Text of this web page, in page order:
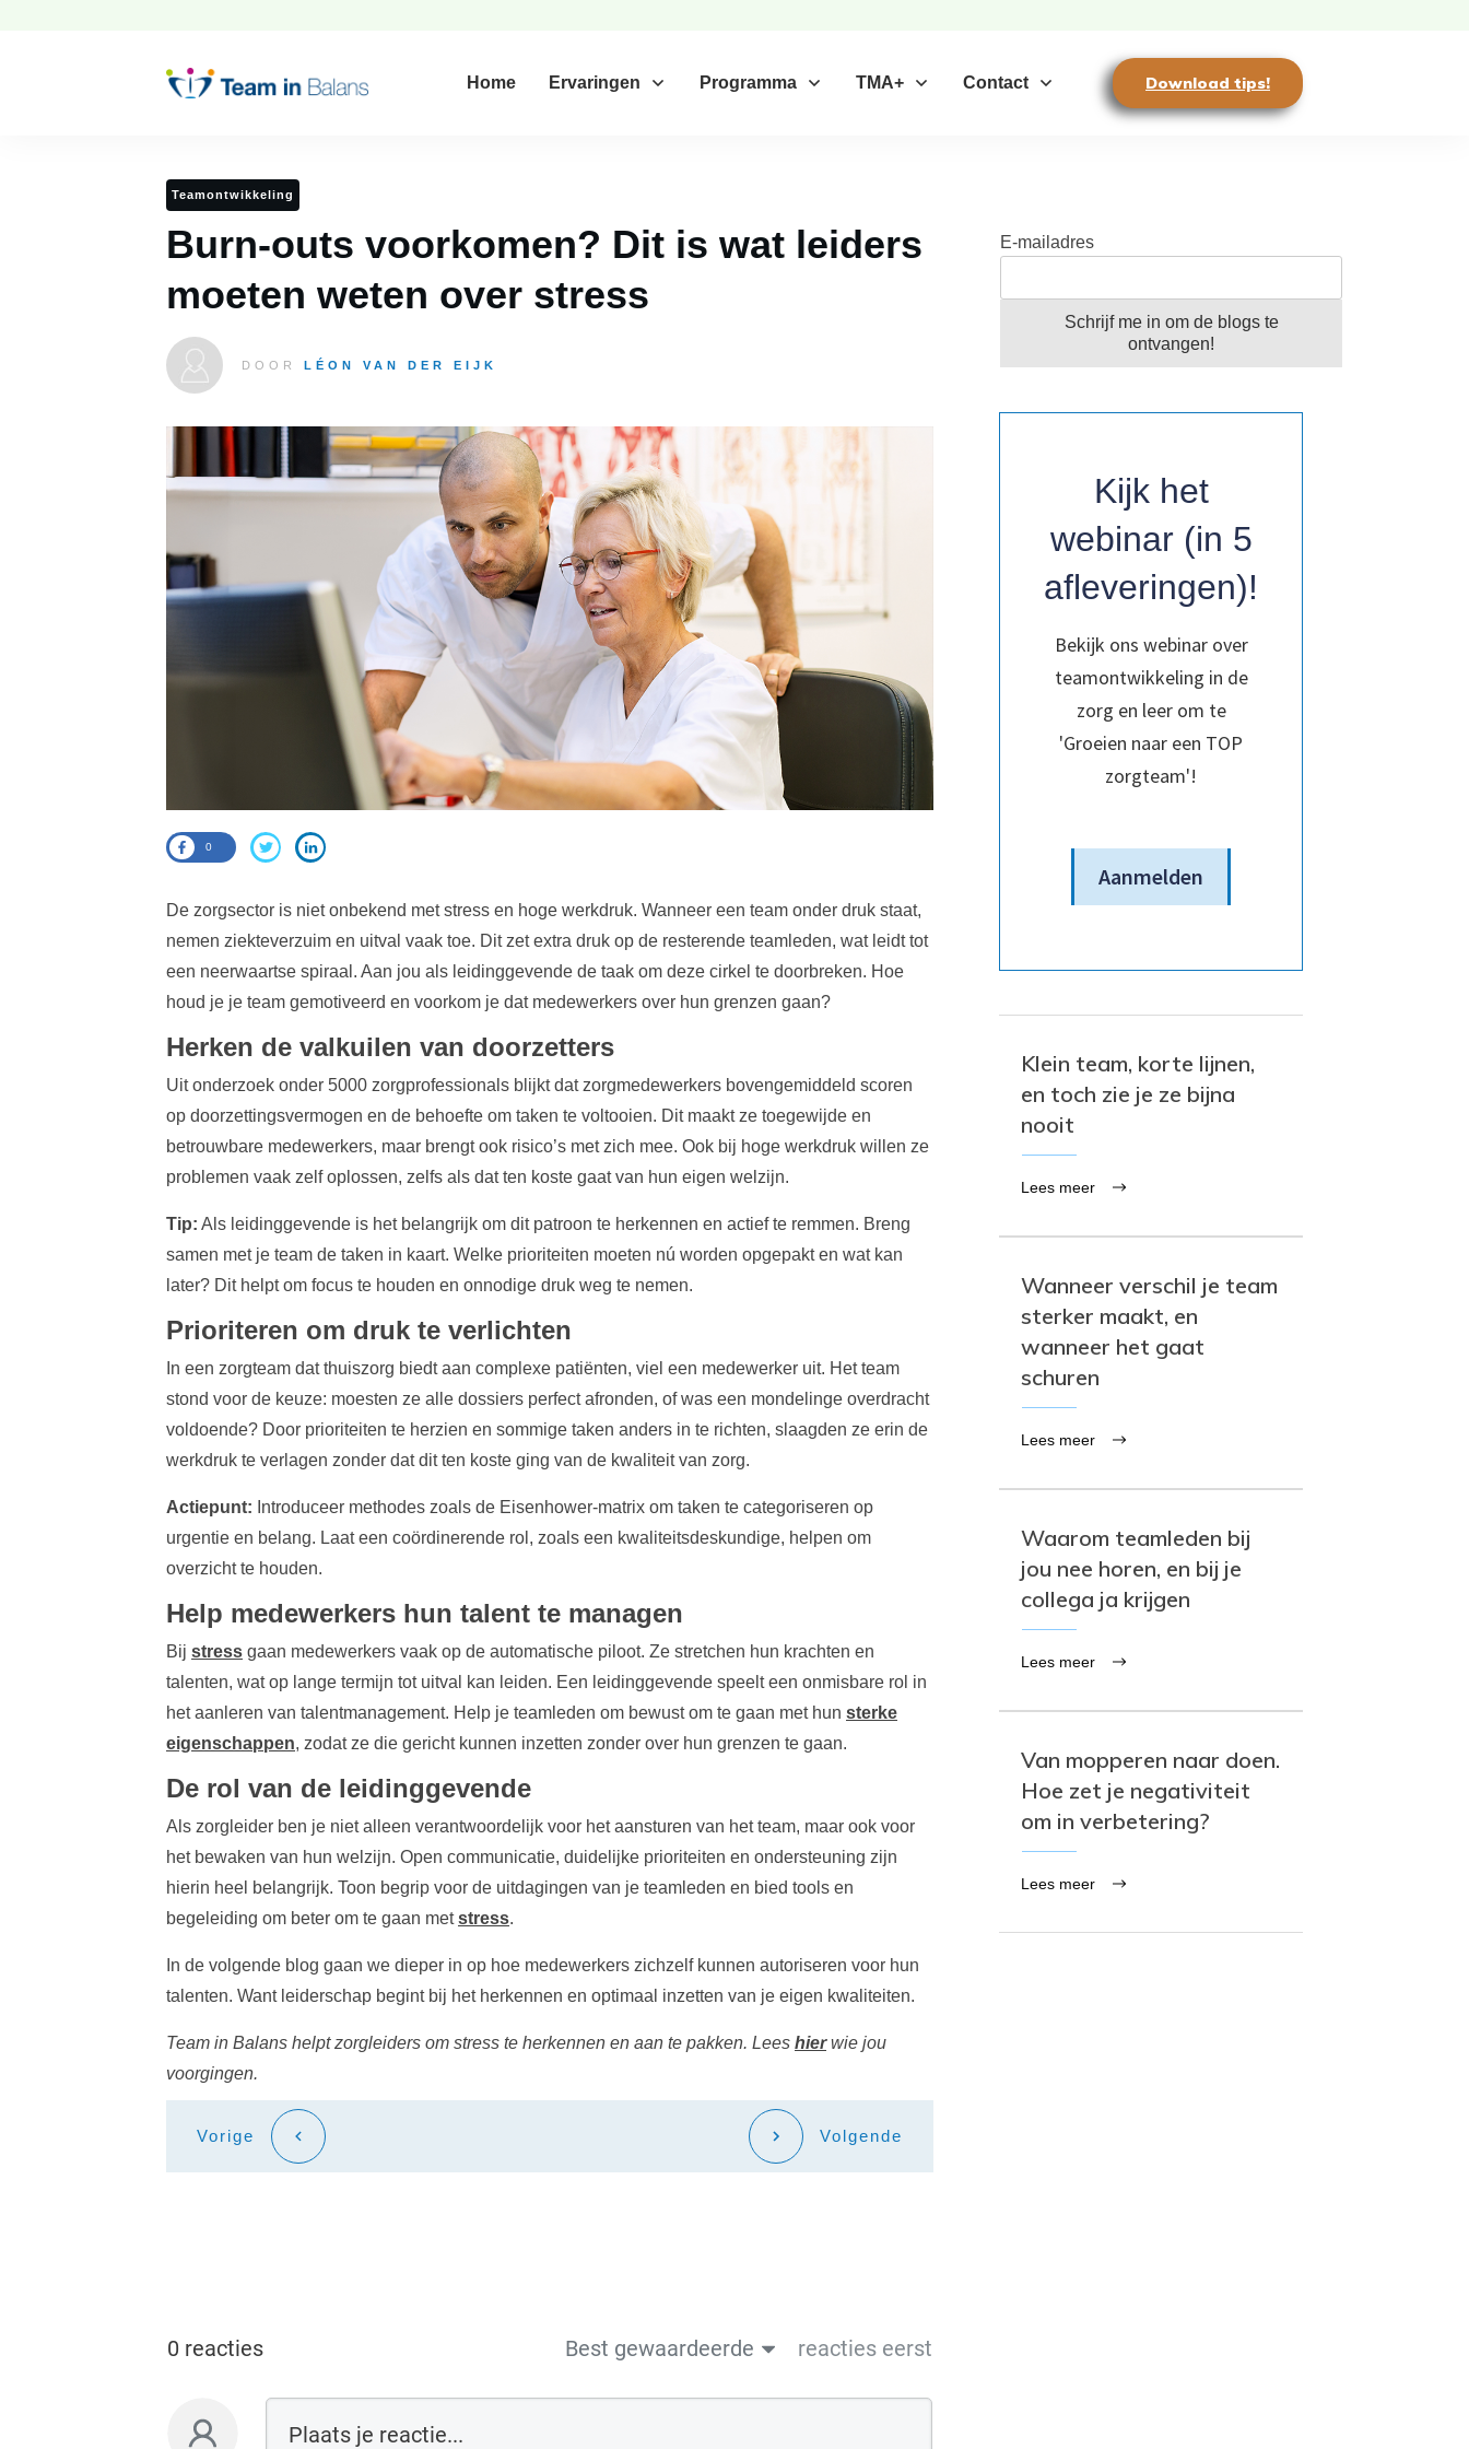
Home Ervaringen Programma TMA+ Contact Download tips!
Teamontwikkeling
Burn-outs voorkomen? Dit is wat leiders
moeten weten over stress
DOOR LÉON VAN DER EIJK
0
De zorgsector is niet onbekend met stress en hoge werkdruk. Wanneer een team onder druk staat,
nemen ziekteverzuim en uitval vaak toe. Dit zet extra druk op de resterende teamleden, wat leidt tot
een neerwaartse spiraal. Aan jou als leidinggevende de taak om deze cirkel te doorbreken. Hoe
houd je je team gemotiveerd en voorkom je dat medewerkers over hun grenzen gaan?
Herken de valkuilen van doorzetters
Uit onderzoek onder 5000 zorgprofessionals blijkt dat zorgmedewerkers bovengemiddeld scoren
op doorzettingsvermogen en de behoefte om taken te voltooien. Dit maakt ze toegewijde en
betrouwbare medewerkers, maar brengt ook risico’s met zich mee. Ook bij hoge werkdruk willen ze
problemen vaak zelf oplossen, zelfs als dat ten koste gaat van hun eigen welzijn.
Tip: Als leidinggevende is het belangrijk om dit patroon te herkennen en actief te remmen. Breng
samen met je team de taken in kaart. Welke prioriteiten moeten nú worden opgepakt en wat kan
later? Dit helpt om focus te houden en onnodige druk weg te nemen.
Prioriteren om druk te verlichten
In een zorgteam dat thuiszorg biedt aan complexe patiënten, viel een medewerker uit. Het team
stond voor de keuze: moesten ze alle dossiers perfect afronden, of was een mondelinge overdracht
voldoende? Door prioriteiten te herzien en sommige taken anders in te richten, slaagden ze erin de
werkdruk te verlagen zonder dat dit ten koste ging van de kwaliteit van zorg.
Actiepunt: Introduceer methodes zoals de Eisenhower-matrix om taken te categoriseren op
urgentie en belang. Laat een coördinerende rol, zoals een kwaliteitsdeskundige, helpen om
overzicht te houden.
Help medewerkers hun talent te managen
Bij stress gaan medewerkers vaak op de automatische piloot. Ze stretchen hun krachten en
talenten, wat op lange termijn tot uitval kan leiden. Een leidinggevende speelt een onmisbare rol in
het aanleren van talentmanagement. Help je teamleden om bewust om te gaan met hun sterke
eigenschappen, zodat ze die gericht kunnen inzetten zonder over hun grenzen te gaan.
De rol van de leidinggevende
Als zorgleider ben je niet alleen verantwoordelijk voor het aansturen van het team, maar ook voor
het bewaken van hun welzijn. Open communicatie, duidelijke prioriteiten en ondersteuning zijn
hierin heel belangrijk. Toon begrip voor de uitdagingen van je teamleden en bied tools en
begeleiding om beter om te gaan metstress.
In de volgende blog gaan we dieper in op hoe medewerkers zichzelf kunnen autoriseren voor hun
talenten. Want leiderschap begint bij het herkennen en optimaal inzetten van je eigen kwaliteiten.
Team in Balans helpt zorgleiders om stress te herkennen en aan te pakken. Lees hierwie jou
voorgingen.
Vorige Volgende
0 reacties Best gewaardeerde reacties eerst
E-mailadres
Schrijf me in om de blogs te
ontvangen!
Kijk het
webinar (in 5
afleveringen)!
Bekijk ons webinar over
teamontwikkeling in de
zorg en leer om te
'Groeien naar een TOP
zorgteam'!
Aanmelden
Klein team, korte lijnen,
en toch zie je ze bijna
nooit
Lees meer
Wanneer verschil je team
sterker maakt, en
wanneer het gaat
schuren
Lees meer
Waarom teamleden bij
jou nee horen, en bij je
collega ja krijgen
Lees meer
Van mopperen naar doen.
Hoe zet je negativiteit
om in verbetering?
Lees meer